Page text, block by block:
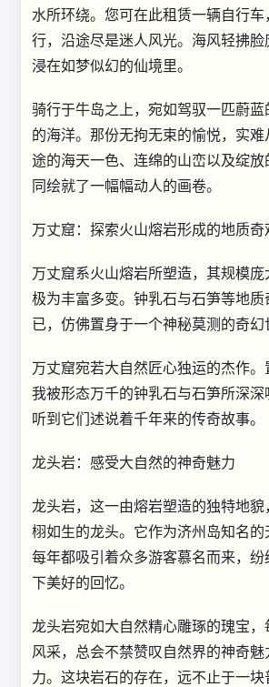
水所环绕。您可在此租赁一辆自行
行，沿途尽是迷人风光。海风轻拂
浸在如梦似幻的仙境里。
骑行于牛岛之上，宛如驾驭一匹蔚
的海洋。那份无拘无束的愉悦，实
途的海天一色、连绵的山峦以及绽
同绘就了一幅幅动人的画卷。
万丈窟：探索火山熔岩形成的地质奇
万丈窟系火山熔岩所塑造，其规模
极为丰富多变。钟乳石与石笋等地
已，仿佛置身于一个神秘莫测的奇幻
万丈窟宛若大自然匠心独运的杰作。
我被形态万千的钟乳石与石笋所深
听到它们述说着千年来的传奇故事。
龙头岩：感受大自然的神奇魅力
龙头岩，这一由熔岩塑造的独特地
栩如生的龙头。它作为济州岛知名的
每年都吸引着众多游客慕名而来，
下美好的回忆。
龙头岩宛如大自然精心雕琢的瑰宝
风采，总会不禁赞叹自然界的神奇
力。这块岩石的存在，远不止于一